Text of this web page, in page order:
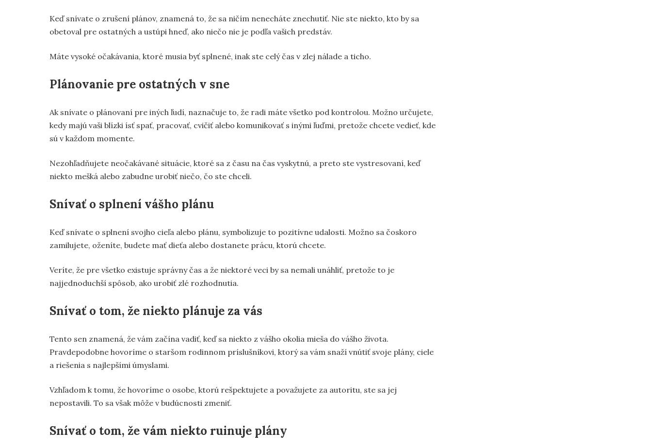
Keď snívate o zrušení plánov, znamená to, že sa ničím nenecháte znechutiť. Nie ste niekto, kto by sa
obetoval pre ostatných a ustúpi hneď, ako niečo nie je podľa vašich predstáv.
Máte vysoké očakávania, ktoré musia byť splnené, inak ste celý čas v zlej nálade a ticho.
Plánovanie pre ostatných v sne
Ak snívate o plánovaní pre iných ľudí, naznačuje to, že radi máte všetko pod kontrolou. Možno určujete,
kedy majú vaši blízki ísť spať, pracovať, cvičiť alebo komunikovať s inými ľuďmi, pretože chcete vedieť, kde
sú v každom momente.
Nezohľadňujete neočakávané situácie, ktoré sa z času na čas vyskytnú, a preto ste vystresovaní, keď
niekto mešká alebo zabudne urobiť niečo, čo ste chceli.
Snívať o splnení vášho plánu
Keď snívate o splnení svojho cieľa alebo plánu, symbolizuje to pozitívne udalosti. Možno sa čoskoro
zamilujete, oženíte, budete mať dieťa alebo dostanete prácu, ktorú chcete.
Veríte, že pre všetko existuje správny čas a že niektoré veci by sa nemali unáhliť, pretože to je
najjednoduchší spôsob, ako urobiť zlé rozhodnutia.
Snívať o tom, že niekto plánuje za vás
Tento sen znamená, že vám začína vadiť, keď sa niekto z vášho okolia mieša do vášho života.
Pravdepodobne hovoríme o staršom rodinnom príslušníkovi, ktorý sa vám snaží vnútiť svoje plány, ciele
a riešenia s najlepšími úmyslami.
Vzhľadom k tomu, že hovoríme o osobe, ktorú rešpektujete a považujete za autoritu, ste sa jej
nepostavili. To sa však môže v budúcnosti zmeniť.
Snívať o tom, že vám niekto ruinuje plány